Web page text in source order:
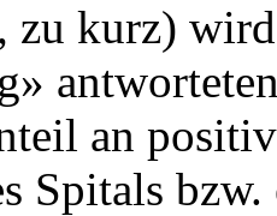
zu kurz)
an
Spitals